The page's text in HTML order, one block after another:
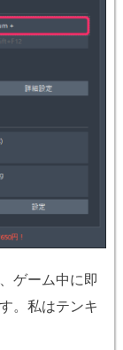
ゲーム中に即
。私はテンキ